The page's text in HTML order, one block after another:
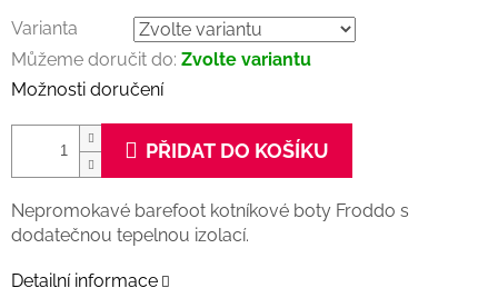
Varianta
Můžeme doručit do: Zvolte variantu
Možnosti doručení
PŘIDAT DO KOŠÍKU
Nepromokavé barefoot kotníkové boty Froddo s
dodatečnou tepelnou izolací.
Detailní informace